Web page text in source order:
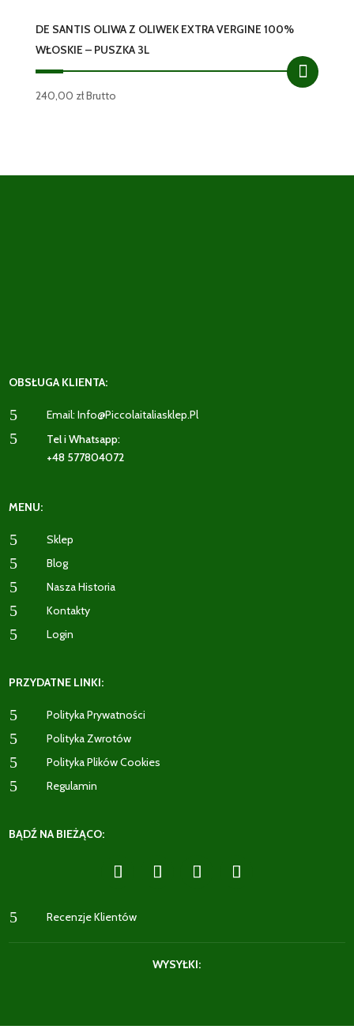
DE SANTIS OLIWA Z OLIWEK EXTRA VERGINE 100%
WŁOSKIE – PUSZKA 3L
240,00 złBrutto
OBSŁUGA KLIENTA:
5 Email: Info@piccolaitaliasklep.pl
5
Tel i Whatsapp:
+48 577804072
MENU:
5 Sklep
5 Blog
5 Nasza Historia
5 Kontakty
5 Login
PRZYDATNE LINKI:
5 Polityka Prywatności
5 Polityka Zwrotów
5 Polityka Plików Cookies
5 Regulamin
BĄDŹ NA BIEŻĄCO:
5 Recenzje Klientów
WYSYŁKI: